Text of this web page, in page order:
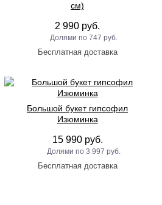
см)
2 990 руб.
747 руб.
Большой букет гипсофил
Изюминка
15 990 руб.
3 997 руб.